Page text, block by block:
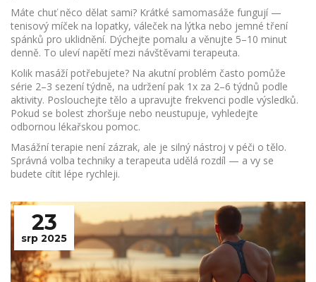
Máte chuť něco dělat sami? Krátké samomasáže fungují —
tenisový míček na lopatky, váleček na lýtka nebo jemné tření
spánků pro uklidnění. Dýchejte pomalu a věnujte 5–10 minut
denně. To uleví napětí mezi návštěvami terapeuta.
Kolik masáží potřebujete? Na akutní problém často pomůže
série 2–3 sezení týdně, na udržení pak 1x za 2–6 týdnů podle
aktivity. Poslouchejte tělo a upravujte frekvenci podle výsledků.
Pokud se bolest zhoršuje nebo neustupuje, vyhledejte
odbornou lékařskou pomoc.
Masážní terapie není zázrak, ale je silný nástroj v péči o tělo.
Správná volba techniky a terapeuta udělá rozdíl — a vy se
budete cítit lépe rychleji.
23
srp 2025